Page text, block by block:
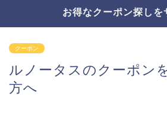
お得なクーポン探しを
クーポン
ルノータスのクーポン
方へ